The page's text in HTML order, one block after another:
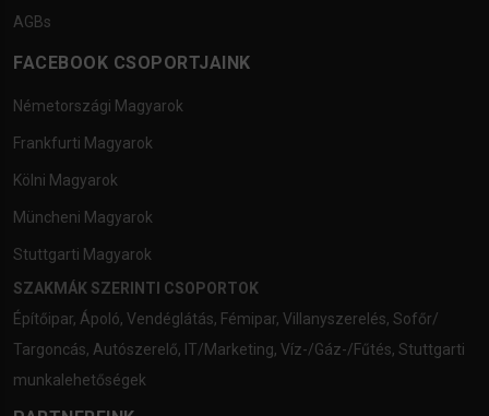
AGBs
FACEBOOK CSOPORTJAINK
Németországi Magyarok
Frankfurti Magyarok
Kölni Magyarok
Müncheni Magyarok
Stuttgarti Magyarok
SZAKMÁK SZERINTI CSOPORTOK
Építőipar, Ápoló, Vendéglátás, Fémipar, Villanyszerelés, Sofőr/
Targoncás, Autószerelő, IT/Marketing, Víz-/Gáz-/Fűtés, Stuttgarti
munkalehetőségek